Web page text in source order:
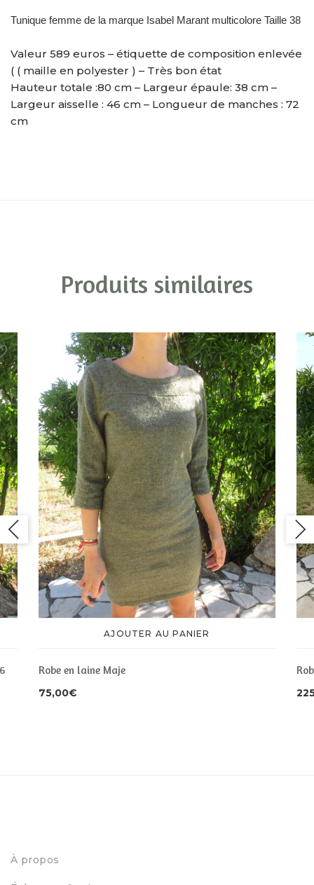
Tunique femme de la marque Isabel Marant multicolore Taille 38
Valeur 589 euros – étiquette de composition enlevée
( ( maille en polyester ) – Très bon état
Hauteur totale :80 cm – Largeur épaule: 38 cm –
Largeur aisselle : 46 cm – Longueur de manches : 72
cm
Produits similaires
AJOUTER AU PANIER
Robe en laine Maje
75,00€
À propos